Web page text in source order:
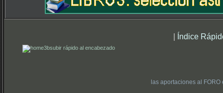
| Índice
subir rápido al encabezado
las aportaciones al